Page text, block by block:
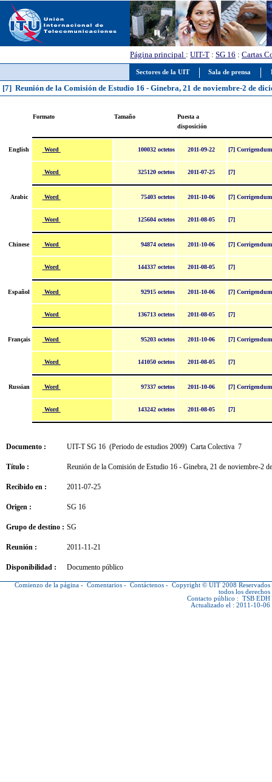
Sectores de la UIT Sala de prensa
Página principal : UIT-T : SG 16 : Cartas
[7] Reunión de la Comisión de Estudio 16 - Ginebra, 21 de noviembre-2 de
Formato Tamaño
Puesta a
disposición
English Word 100032 octetos 2011-09-22 [7]
Word 325120 octetos 2011-07-25 [7]
Arabic Word 75403 octetos 2011-10-06 [7]
Word 125604 octetos 2011-08-05 [7]
Chinese Word 94874 octetos 2011-10-06 [7]
Word 144337 octetos 2011-08-05 [7]
Español Word 92915 octetos 2011-10-06 [7]
Word 136713 octetos 2011-08-05 [7]
Français Word 95203 octetos 2011-10-06 [7]
Word 141050 octetos 2011-08-05 [7]
Russian Word 97337 octetos 2011-10-06 [7]
Word 143242 octetos 2011-08-05 [7]
Documento : UIT-T SG 16 (Periodo de estudios 2009) Carta Colectiva 7
Título : Reunión de la Comisión de Estudio 16 - Ginebra, 21 de noviembre-2
Recibido en : 2011-07-25
Origen : SG 16
Grupo de destino : SG
Reunión : 2011-11-21
Disponibilidad : Documento público
Comienzo de la página - Comentarios - Contáctenos - Copyright © UIT 2008 Reservados
todos los derechos
Contacto público : TSB EDH
Actualizado el : 2011-10-06